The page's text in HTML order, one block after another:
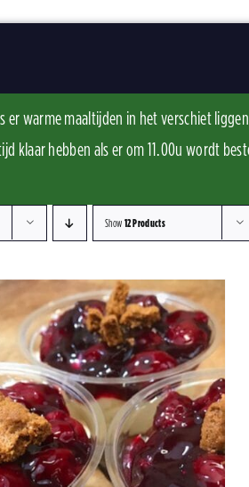
er warme maaltijden in het verschiet
klaar hebben als er om 11.00u wordt
Show12 Products